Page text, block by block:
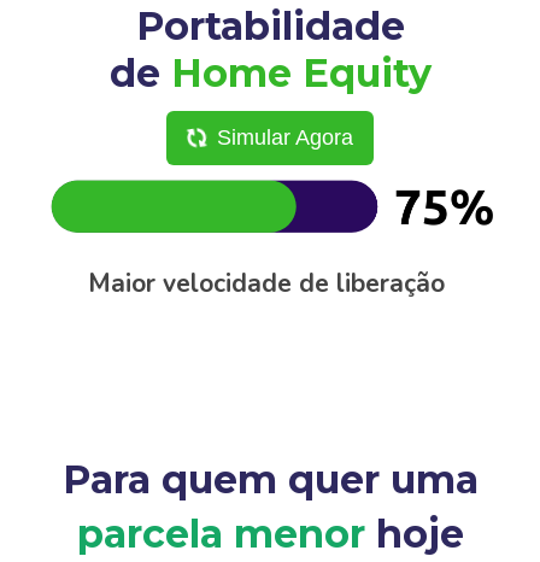
Portabilidade
de Home Equity
Simular Agora
Maior velocidade de liberação
Para quem quer uma
parcela menorhoje